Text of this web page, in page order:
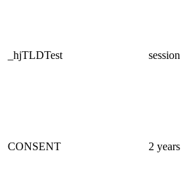
_hjTLDTest session
CONSENT 2 years